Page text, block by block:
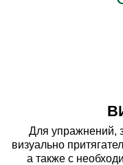
Для упражнений,
визуально
а также с